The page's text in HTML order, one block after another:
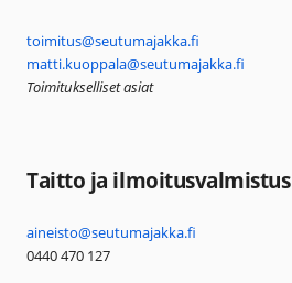
toimitus@seutumajakka.fi
matti.kuoppala@seutumajakka.fi
Toimitukselliset asiat
Taitto ja ilmoitusvalmistus
aineisto@seutumajakka.fi
0440 470 127